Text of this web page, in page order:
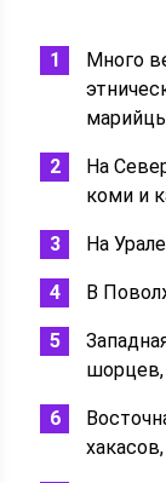
Много
На
коми и
На
В
шорцев,